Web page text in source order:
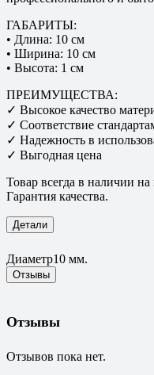
ГАБАРИТЫ:
• Длина: 10 см
• Ширина: 10 см
• Высота: 1 см
ПРЕИМУЩЕСТВА:
✓ Высокое качество
✓ Соответствие
✓ Надежность в
✓ Выгодная цена
Товар всегда в наличии
Гарантия качества.
Детали
Диаметр10 мм.
Отзывы
Отзывы
Отзывов пока нет.